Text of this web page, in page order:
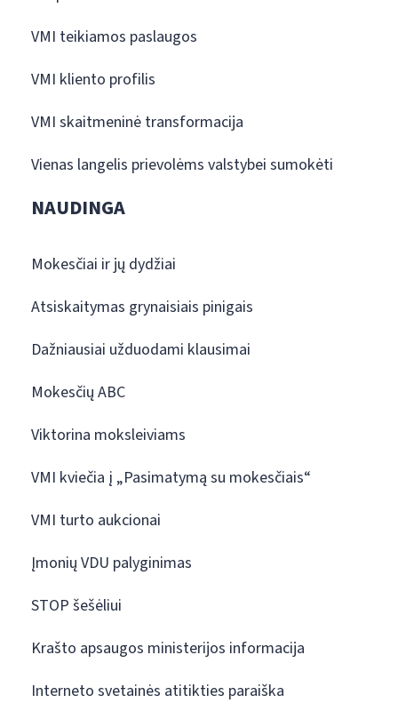
VMI teikiamos paslaugos
VMI kliento profilis
VMI skaitmeninė transformacija
Vienas langelis prievolėms valstybei sumokėti
NAUDINGA
Mokesčiai ir jų dydžiai
Atsiskaitymas grynaisiais pinigais
Dažniausiai užduodami klausimai
Mokesčių ABC
Viktorina moksleiviams
VMI kviečia į „Pasimatymą su mokesčiais“
VMI turto aukcionai
Įmonių VDU palyginimas
STOP šešėliui
Krašto apsaugos ministerijos informacija
Interneto svetainės atitikties paraiška